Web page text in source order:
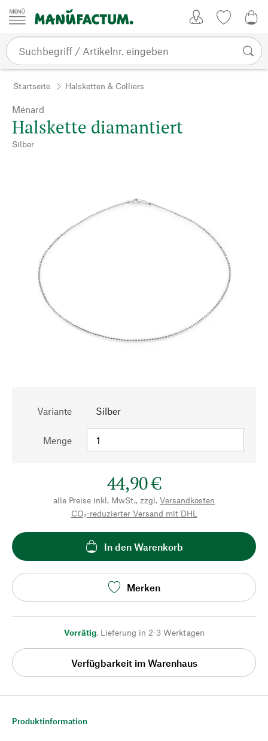
Zum Inhalt springen
Startseite Halsketten & Colliers
Ménard
Halskette diamantiert
Silber
Variante Silber
Menge
44,90 €
alle Preise inkl. MwSt., zzgl. Versandkosten
CO₂-reduzierter Versand mit DHL
In den Warenkorb
Merken
Vorrätig, Lieferung in 2-3 Werktagen
Verfügbarkeit im Warenhaus
Produktinformation